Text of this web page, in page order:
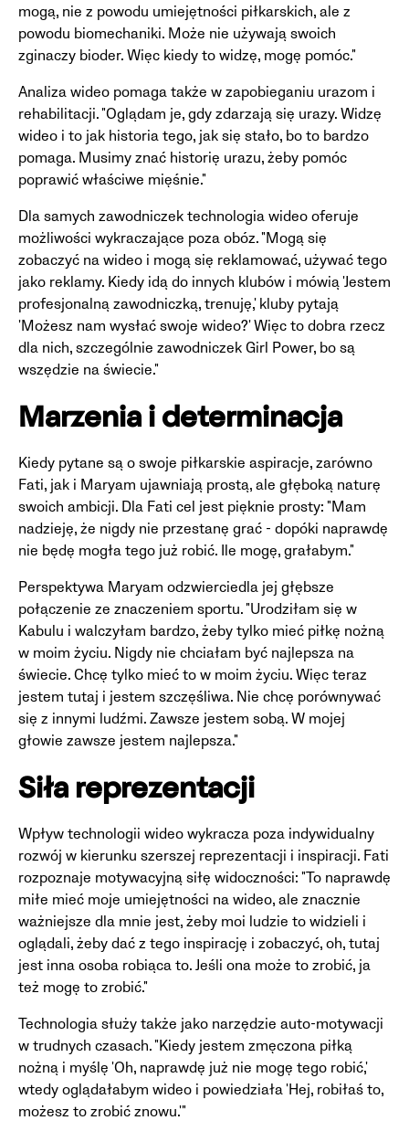
mogą, nie z powodu umiejętności piłkarskich, ale z
powodu biomechaniki. Może nie używają swoich
zginaczy bioder. Więc kiedy to widzę, mogę pomóc."
Analiza wideo pomaga także w zapobieganiu urazom i
rehabilitacji. "Oglądam je, gdy zdarzają się urazy. Widzę
wideo i to jak historia tego, jak się stało, bo to bardzo
pomaga. Musimy znać historię urazu, żeby pomóc
poprawić właściwe mięśnie."
Dla samych zawodniczek technologia wideo oferuje
możliwości wykraczające poza obóz. "Mogą się
zobaczyć na wideo i mogą się reklamować, używać tego
jako reklamy. Kiedy idą do innych klubów i mówią 'Jestem
profesjonalną zawodniczką, trenuję,' kluby pytają
'Możesz nam wysłać swoje wideo?' Więc to dobra rzecz
dla nich, szczególnie zawodniczek Girl Power, bo są
wszędzie na świecie."
Marzenia i determinacja
Kiedy pytane są o swoje piłkarskie aspiracje, zarówno
Fati, jak i Maryam ujawniają prostą, ale głęboką naturę
swoich ambicji. Dla Fati cel jest pięknie prosty: "Mam
nadzieję, że nigdy nie przestanę grać - dopóki naprawdę
nie będę mogła tego już robić. Ile mogę, grałabym."
Perspektywa Maryam odzwierciedla jej głębsze
połączenie ze znaczeniem sportu. "Urodziłam się w
Kabulu i walczyłam bardzo, żeby tylko mieć piłkę nożną
w moim życiu. Nigdy nie chciałam być najlepsza na
świecie. Chcę tylko mieć to w moim życiu. Więc teraz
jestem tutaj i jestem szczęśliwa. Nie chcę porównywać
się z innymi ludźmi. Zawsze jestem sobą. W mojej
głowie zawsze jestem najlepsza."
Siła reprezentacji
Wpływ technologii wideo wykracza poza indywidualny
rozwój w kierunku szerszej reprezentacji i inspiracji. Fati
rozpoznaje motywacyjną siłę widoczności: "To naprawdę
miłe mieć moje umiejętności na wideo, ale znacznie
ważniejsze dla mnie jest, żeby moi ludzie to widzieli i
oglądali, żeby dać z tego inspirację i zobaczyć, oh, tutaj
jest inna osoba robiąca to. Jeśli ona może to zrobić, ja
też mogę to zrobić."
Technologia służy także jako narzędzie auto-motywacji
w trudnych czasach. "Kiedy jestem zmęczona piłką
nożną i myślę 'Oh, naprawdę już nie mogę tego robić,'
wtedy oglądałabym wideo i powiedziała 'Hej, robiłaś to,
możesz to zrobić znowu.'"